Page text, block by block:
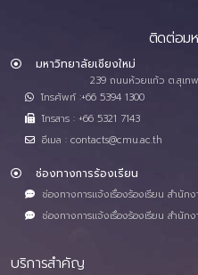
ติดต่อม
มหาวิทยาลัยเชียงใหม่
239 ถนนห้วยแก้ว ต.สุเท
โทรศัพท์ :+66 5394 1300
โทรสาร : +66 5321 7143
อีเมล : contacts@cmu.ac.th
ช่องทางการร้องเรียน
ช่องทางการแจ้งเรื่องร้องเรียน สำนัก
ช่องทางการแจ้งเรื่องร้องเรียน สำนัก
บริการสำคัญ